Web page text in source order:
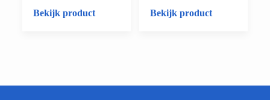
Bekijk product Bekijk product